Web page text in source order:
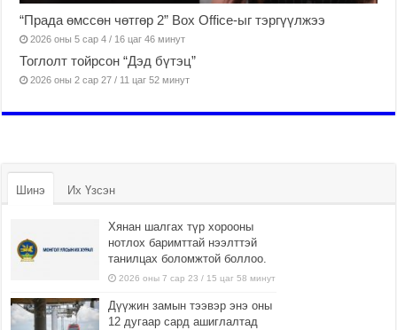
“Прада өмссөн чөтгөр 2” Box Office-ыг тэргүүлжээ
2026 оны 5 сар 4 / 16 цаг 46 минут
Тоглолт тойрсон “Дэд бүтэц”
2026 оны 2 сар 27 / 11 цаг 52 минут
Шинэ Их Үзсэн
Хянан шалгах түр хорооны
нотлох баримттай нээлттэй
танилцах боломжтой боллоо.
2026 оны 7 сар 23 / 15 цаг 58 минут
Дүүжин замын тээвэр энэ оны
12 дугаар сард ашиглалтад